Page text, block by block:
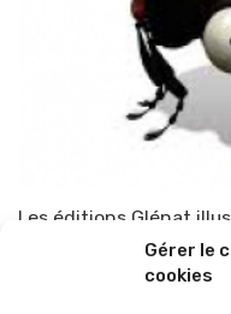
Gérer le
cookies
Les éditions Glénat
TOP-PARENTS 18